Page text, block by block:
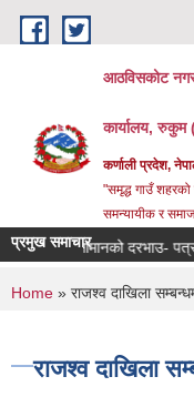
Skip to main content
आठविसकोट
कार्यालय, रुकुम
कर्णाली प्रदेश,
"समृद्ध गाउँ
समन्यायीक र
प्रमुख समाचार
सामानको दरभाउ- पत्र पेश
You are
Home » राजश्व दाखिला
राजश्व दाखिला